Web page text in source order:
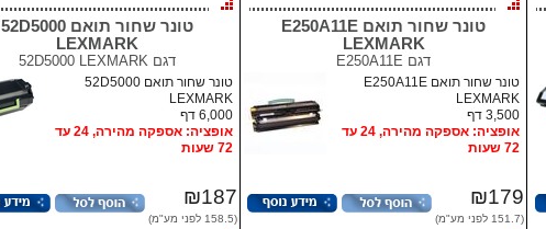
טונר שחור תואם E250A11E
LEXMARK
דגם E250A11E
טונר שחור תואם 52D5000
LEXMARK
דגם52D5000 LEXMARK
טונר שחור תואם E250A11E
LEXMARK
3,500 דף
אופציה: אספקה מהירה, 24 עד
72 שעות
טונר שחור תואם 52D5000
LEXMARK
6,000 דף
אופציה: אספקה מהירה, 24 עד
72 שעות
₪179
(151.7 לפני מע"מ)
₪187
(158.5 לפני מע"מ)